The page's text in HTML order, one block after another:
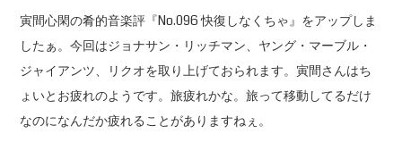
寅間心閑の肴的音楽評『No.096 快復しなくちゃ』をアップしま
したぁ。今回はジョナサン・リッチマン、ヤング・マーブル・
ジャイアンツ、リクオを取り上げておられます。寅間さんはち
ょいとお疲れのようです。旅疲れかな。旅って移動してるだけ
なのになんだか疲れることがありますねぇ。